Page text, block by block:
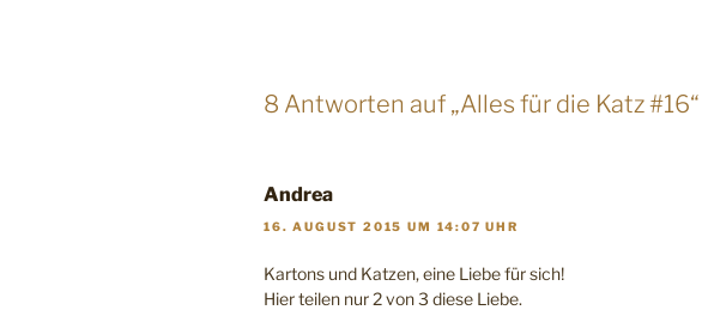
8 Antworten auf „Alles für die Katz #16“
Andrea
16. AUGUST 2015 UM 14:07 UHR
Kartons und Katzen, eine Liebe für sich!
Hier teilen nur 2 von 3 diese Liebe.